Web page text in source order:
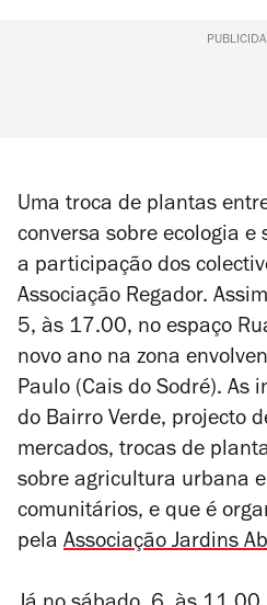
Uma troca de plantas
conversa sobre ecologia
a participação dos
Associação Regador.
5, às 17.00, no espaço
novo ano na zona
Paulo (Cais do Sodré). As
do Bairro Verde, projecto
mercados, trocas de
sobre agricultura urbana
comunitários, e que é
pela Associação Jardins